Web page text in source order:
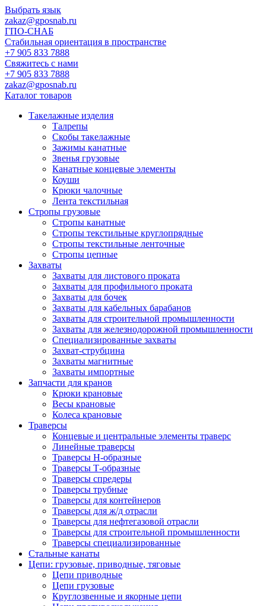
Выбрать язык
zakaz@gposnab.ru
ГПО-СНАБ
Стабильная ориентация в пространстве
+7 905 833 7888
Свяжитесь с нами
+7 905 833 7888
zakaz@gposnab.ru
Каталог товаров
Такелажные изделия
Талрепы
Скобы такелажные
Зажимы канатные
Звенья грузовые
Канатные концевые элементы
Коуши
Крюки чалочные
Лента текстильная
Стропы грузовые
Стропы канатные
Стропы текстильные круглопрядные
Стропы текстильные ленточные
Стропы цепные
Захваты
Захваты для листового проката
Захваты для профильного проката
Захваты для бочек
Захваты для кабельных барабанов
Захваты для строительной промышленности
Захваты для железнодорожной промышленности
Специализированные захваты
Захват-струбцина
Захваты магнитные
Захваты импортные
Запчасти для кранов
Крюки крановые
Весы крановые
Колеса крановые
Траверсы
Концевые и центральные элементы траверс
Линейные траверсы
Траверсы Н-образные
Траверсы Т-образные
Траверсы спредеры
Траверсы трубные
Траверсы для контейнеров
Траверсы для ж/д отрасли
Траверсы для нефтегазовой отрасли
Траверсы для строительной промышленности
Траверсы специализированные
Стальные канаты
Цепи: грузовые, приводные, тяговые
Цепи приводные
Цепи грузовые
Круглозвенные и якорные цепи